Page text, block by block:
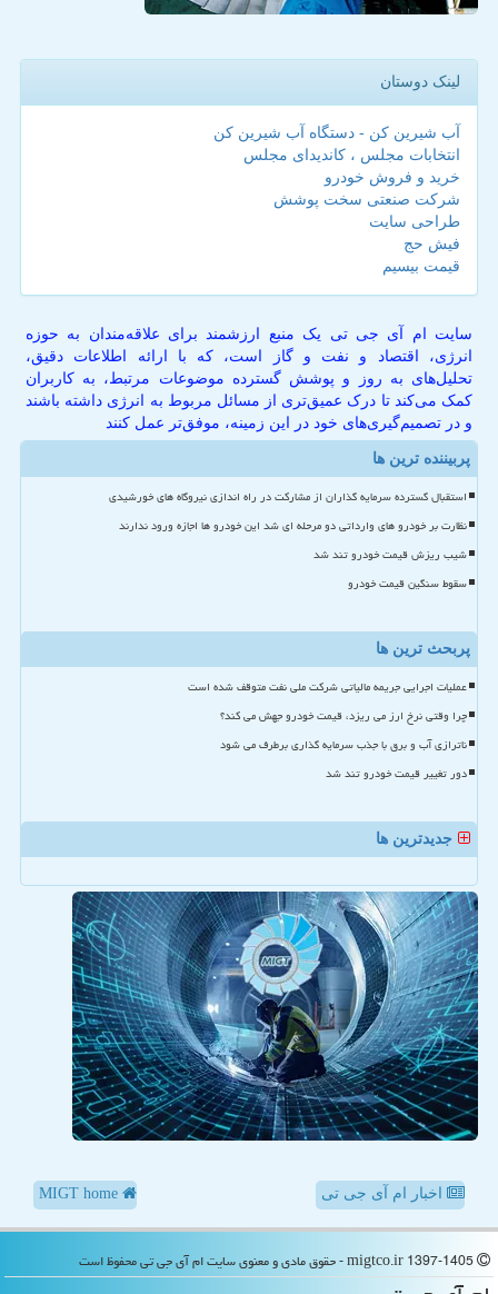
لینک دوستان
آب شیرین کن - دستگاه آب شیرین کن
انتخابات مجلس ، کاندیدای مجلس
خرید و فروش خودرو
شرکت صنعتی سخت پوشش
طراحی سایت
فیش حج
قیمت بیسیم
سایت ام آی جی تی یک منبع ارزشمند برای علاقه‌مندان به حوزه
انرژی، اقتصاد و نفت و گاز است، که با ارائه اطلاعات دقیق،
تحلیل‌های به روز و پوشش گسترده موضوعات مرتبط، به کاربران
کمک می‌کند تا درک عمیق‌تری از مسائل مربوط به انرژی داشته باشند
و در تصمیم‌گیری‌های خود در این زمینه، موفق‌تر عمل کنند
پربیننده ترین ها
استقبال گسترده سرمایه گذاران از مشارکت در راه اندازی نیروگاه های خورشیدی
نظارت بر خودرو های وارداتی دو مرحله ای شد این خودرو ها اجازه ورود ندارند
شیب ریزش قیمت خودرو تند شد
سقوط سنگین قیمت خودرو
پربحث ترین ها
عملیات اجرایی جریمه مالیاتی شرکت ملی نفت متوقف شده است
چرا وقتی نرخ ارز می ریزد، قیمت خودرو جهش می کند؟
ناترازی آب و برق با جذب سرمایه گذاری برطرف می شود
دور تغییر قیمت خودرو تند شد
جدیدترین ها
اخبار ام آی جی تی